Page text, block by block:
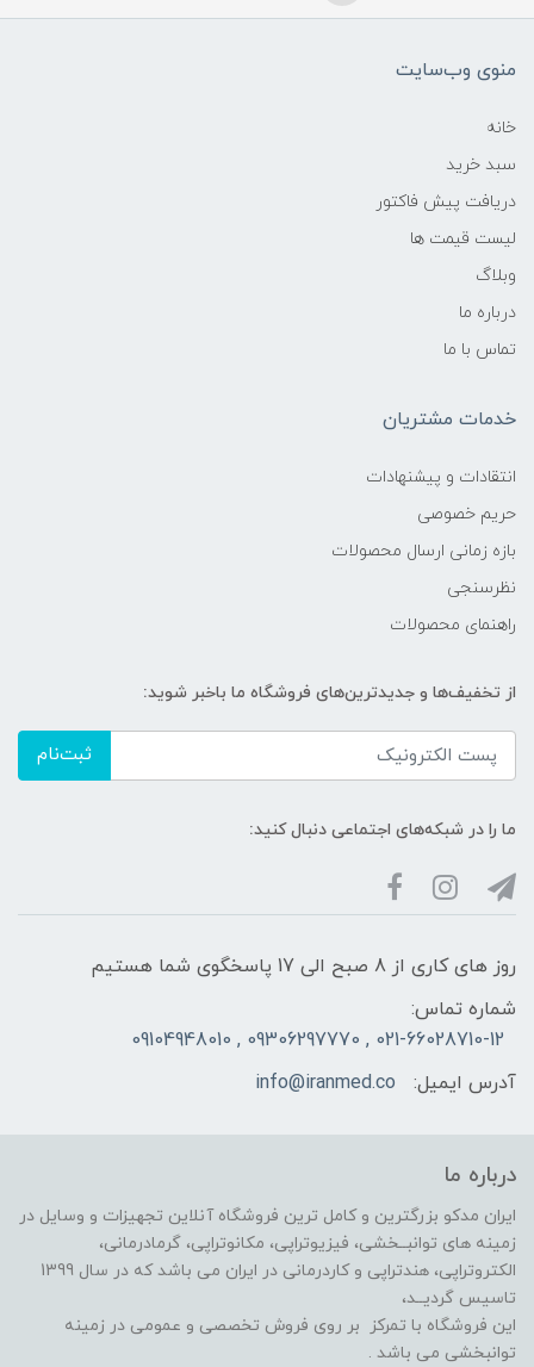
منوی وب‌سایت
خانه
سبد خرید
دریافت پیش فاکتور
لیست قیمت ها
وبلاگ
درباره ما
تماس با ما
خدمات مشتریان
انتقادات و پیشنهادات
حریم خصوصی
بازه زمانی ارسال محصولات
نظرسنجی
راهنمای محصولات
از تخفیف‌ها و جدیدترین‌های فروشگاه ما باخبر شوید:
ثبت‌نام
ما را در شبکه‌های اجتماعی دنبال کنید:
روز های کاری از 8 صبح الی 17 پاسخگوی شما هستیم
شماره تماس:
021-66028710-12 , 09306297770 , 09104948010
آدرس ایمیل:
info@iranmed.co
درباره ما
ایران مدکو بزرگترین و کامل ترین فروشگاه آنلاین تجهیزات و وسایل در
زمینه های توانبــخشی، فیزیوتراپی، مکانوتراپی، گرمادرمانی،
الکتروتراپی، هندتراپی و کاردرمانی در ایران می باشد که در سال 1399
تاسیس گردیــد،
این فروشگاه با تمرکز بر روی فروش تخصصی و عمومی در زمینه
توانبخشی می باشد .